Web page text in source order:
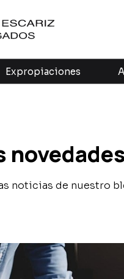
Expropiaciones
noticias de nuestro